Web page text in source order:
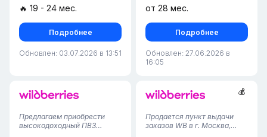
🔥 19 - 24 мес.
Подробнее
Обновлен: 03.07.2026 в 13:51
от 28 мес.
Подробнее
Обновлен: 27.06.2026 в
16:05
Предлагаем приобрести
высокодоходный ПВЗ
💰
Продается пункт выдачи
заказов WB в г. Москва,